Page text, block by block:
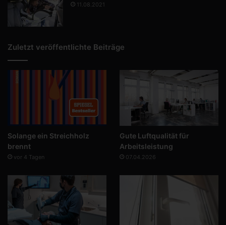
11.08.2021
Zuletzt veröffentlichte Beiträge
Solange ein Streichholz
brennt
vor 4 Tagen
Gute Luftqualität für
Arbeitsleistung
07.04.2026